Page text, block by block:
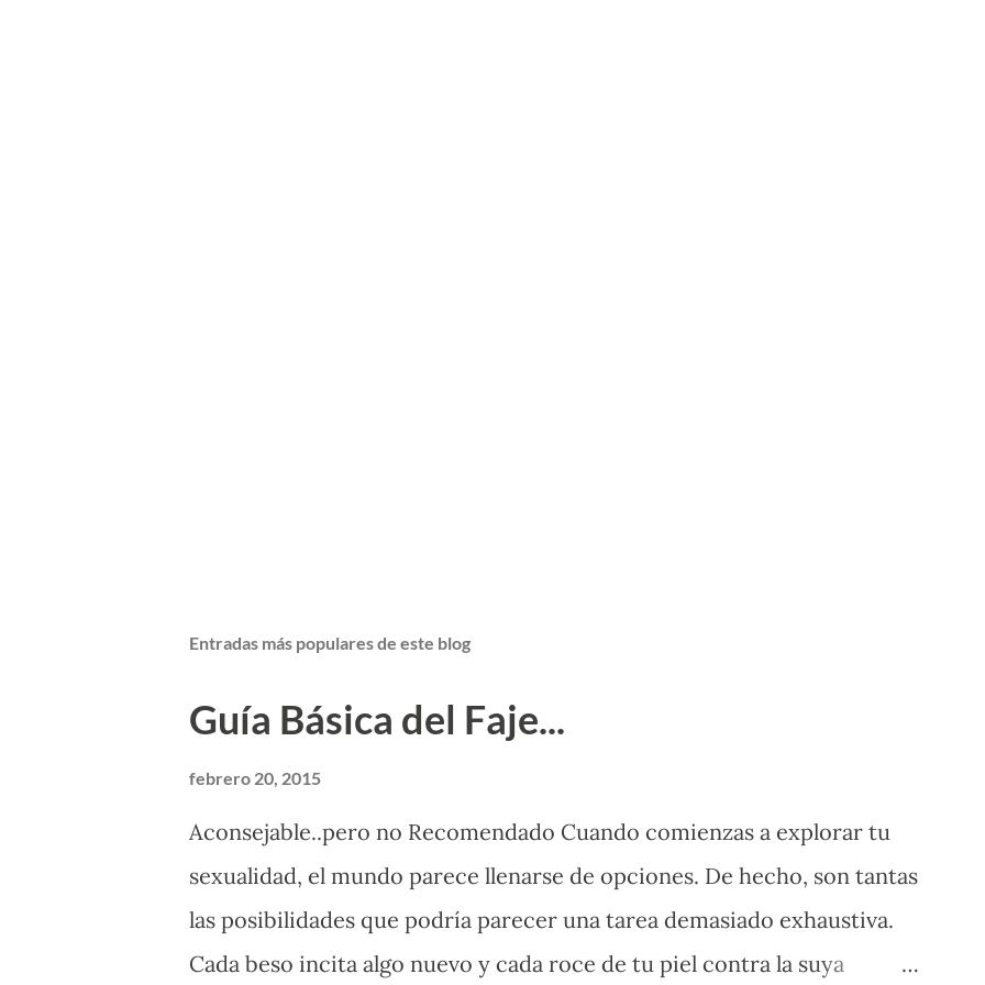
Entradas más populares de este blog
Guía Básica del Faje...
febrero 20, 2015
Aconsejable..pero no Recomendado Cuando comienzas a explorar tu
sexualidad, el mundo parece llenarse de opciones. De hecho, son tantas
las posibilidades que podría parecer una tarea demasiado exhaustiva.
Cada beso incita algo nuevo y cada roce de tu piel contra la suya